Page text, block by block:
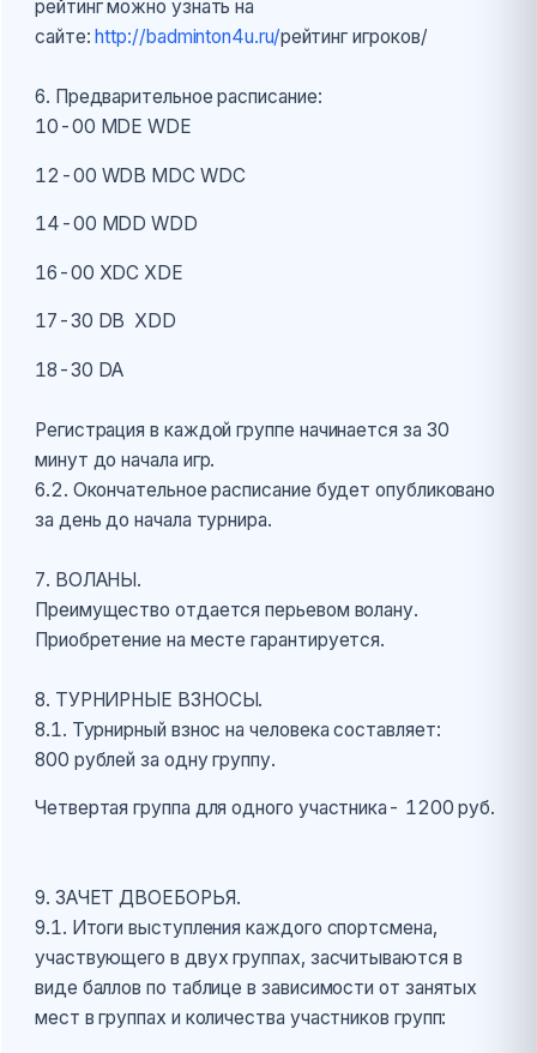
рейтинг можно узнать на
сайте:http://badminton4u.ru/рейтинг игроков/
6. Предварительное расписание:
10-00 MDЕ WDE
12-00 WDB MDC WDC
14-00 MDD WDD
16-00 XDC XDE
17-30 DB XDD
18-30 DА
Регистрация в каждой группе начинается за 30
минут до начала игр.
6.2. Окончательное расписание будет опубликовано
за день до начала турнира.
7. ВОЛАНЫ.
Преимущество отдается перьевом волану.
Приобретение на месте гарантируется.
8. ТУРНИРНЫЕ ВЗНОСЫ.
8.1. Турнирный взнос на человека составляет:
800 рублей за одну группу.
Четвертая группа для одного участника- 1200 руб.
9. ЗАЧЕТ ДВОЕБОРЬЯ.
9.1. Итоги выступления каждого спортсмена,
участвующего в двух группах, засчитываются в
виде баллов по таблице в зависимости от занятых
мест в группах и количества участников групп: